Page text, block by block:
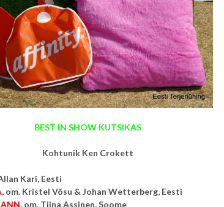
BEST IN SHOW KUTSIKAS
Kohtunik Ken Crokett
Kari, Eesti
, om. Kristel Võsu & Johan Wetterberg, Eesti
, om. Tiina Assinen, Soome